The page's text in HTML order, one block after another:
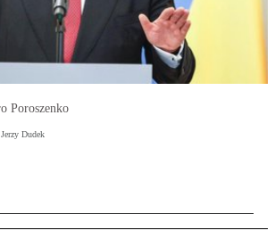
Poroszenko
Dudek